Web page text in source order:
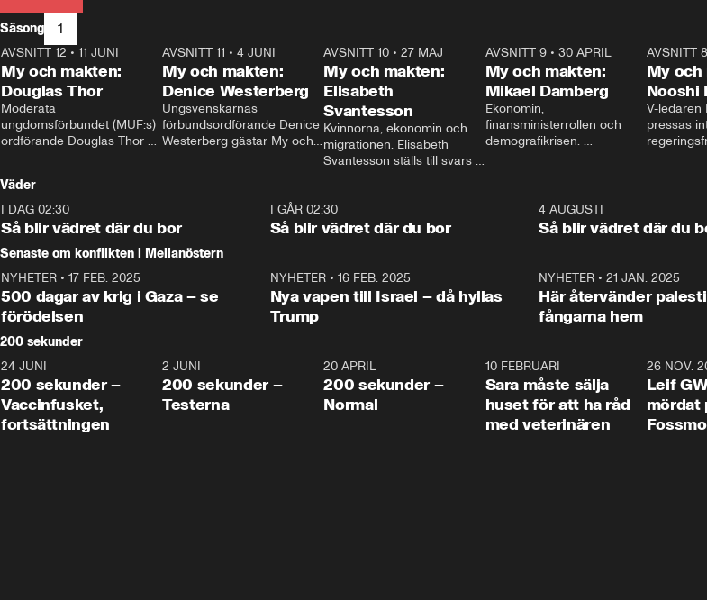
Säsong 1
26:27
AVSNITT 12 • 11 JUNI
My och makten:
Douglas Thor
Moderata
ungdomsförbundet (MUF:s)
ordförande Douglas Thor
tonårsutvisningarna och hur
Moderaterna ska locka
väljare till valet i höst.
23:40
AVSNITT 11 •4 JUNI
My och makten:
Denice Westerberg
Ungsvenskarnas
förbundsordförande Denice
Westerberg gästar My och
AVSNITT 10 •27 MAJ
My och makten:
Elisabeth
Svantesson
Kvinnorna, ekonomin och
migrationen. Elisabeth
Svantesson ställs till svars
AVSNITT 9• 30 APRIL
My och makten:
Mikael Damberg
Ekonomin,
finansministerrollen och
demografikrisen.
och Makten.
AVSNITT 8
My och
Nooshi
V-ledaren
pressas
– Vi ställer
vara med
Väder
I DAG 02:30
Så blir vädret där du bor
1:06
I GÅR 02:30
Så blir vädret där du bor
4 AUGUSTI
Så blir vädret där du
Senaste om konflikten i Mellanöstern
NYHETER • 17 FEB. 2025
500 dagar av krig i Gaza – se
förödelsen
NYHETER• 16 FEB. 2025
Nya vapen till Israel – då hyllas
Trump
NYHETER •21 JAN. 2025
Här återvänder
fångarna hem
200 sekunder
5:00
24 JUNI
200 sekunder –
Vaccinfusket,
fortsättningen
4:23
2 JUNI
200 sekunder –
Testerna
20 APRIL
200 sekunder –
Normal
10 FEBRUARI
Sara måste sälja
huset för att ha råd
med veterinären
26 NOV.
Leif
mördat